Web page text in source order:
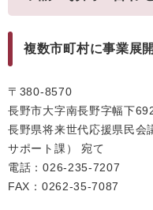
複数市町村に事業展
〒380-8570
長野市大字南長野字幅下
長野県将来世代応援県民会
サポート課） 宛て
電話：026-235-7207
FAX：0262-35-7087